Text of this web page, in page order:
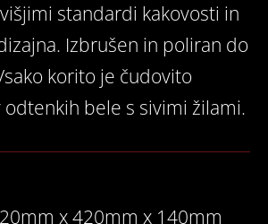
standardi kakovosti in
Izbrušen in poliran do
korito je čudovito
bele s sivimi žilami.
x 420mm x 140mm